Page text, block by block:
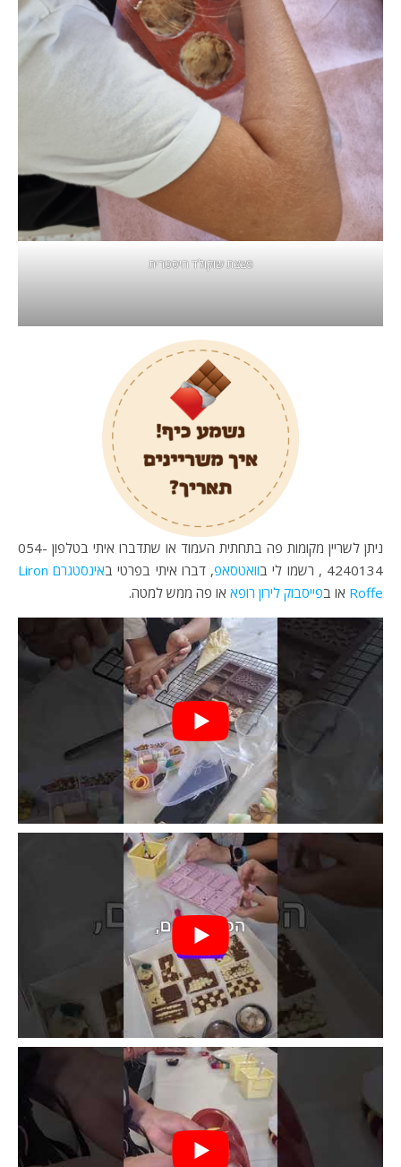
פצצת שוקולד היסטרית
ניתן לשריין מקומות פה בתחתית העמוד או שתדברו איתי בטלפון 054-
4240134 , רשמו לי ב
וואטסאפ, דברו איתי בפרטי ב
אינסטגרם Liron
Roffe או בפייסבוק לירון רופא או פה ממש למטה.